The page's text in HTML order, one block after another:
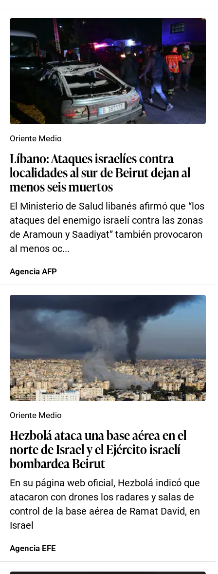
Líbano: Ataques israelíes contra
localidades al sur de Beirut dejan al
menos seis muertos
El Ministerio de Salud libanés afirmó que “los
ataques del enemigo israelí contra las zonas
de Aramoun y Saadiyat” también provocaron
al menos oc...
Oriente Medio
Agencia AFP
Hezbolá ataca una base aérea en el
norte de Israel y el Ejército israelí
bombardea Beirut
En su página web oficial, Hezbolá indicó que
atacaron con drones los radares y salas de
control de la base aérea de Ramat David, en
Israel
Oriente Medio
Agencia EFE